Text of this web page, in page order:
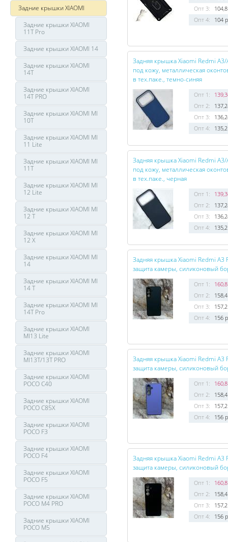
Задние крышки XIAOMI
Задние крышки XIAOMI
11T Pro
Задние крышки XIAOMI 14
Задние крышки XIAOMI
14T
Задние крышки XIAOMI
14T PRO
Задние крышки XIAOMI MI
10T
Задние крышки XIAOMI MI
11 Lite
Задние крышки XIAOMI MI
11T
Задние крышки XIAOMI MI
12 Lite
Задние крышки XIAOMI MI
12 T
Задние крышки XIAOMI MI
12 X
Задние крышки XIAOMI MI
14
Задние крышки XIAOMI MI
14 T
Задние крышки XIAOMI MI
14T Pro
Задние крышки XIAOMI
MI13 Lite
Задние крышки XIAOMI
MI13T/13T PRO
Задние крышки XIAOMI
POCO C40
Задние крышки XIAOMI
POCO C85X
Задние крышки XIAOMI
POCO F3
Задние крышки XIAOMI
POCO F4
Задние крышки XIAOMI
POCO F5
Задние крышки XIAOMI
POCO M4 PRO
Задние крышки XIAOMI
POCO M5
Опт 3:
Опт 4:
104
Задняя крышка Xiaomi Redmi A3/
под кожу, металлическая
в тех.паке., темно-синяя
Опт 1:
Опт 2:
Опт 3:
Опт 4:
Задняя крышка Xiaomi Redmi A3/
под кожу, металлическая
в тех.паке., черная
Опт 1:
Опт 2:
Опт 3:
Опт 4:
Задняя крышка Xiaomi Redmi A3
защита камеры, силиконовый
Опт 1:
Опт 2:
Опт 3:
Опт 4:
156
Задняя крышка Xiaomi Redmi A3
защита камеры, силиконовый
Опт 1:
Опт 2:
Опт 3:
Опт 4:
156
Задняя крышка Xiaomi Redmi A3
защита камеры, силиконовый
Опт 1:
Опт 2:
Опт 3:
Опт 4:
156